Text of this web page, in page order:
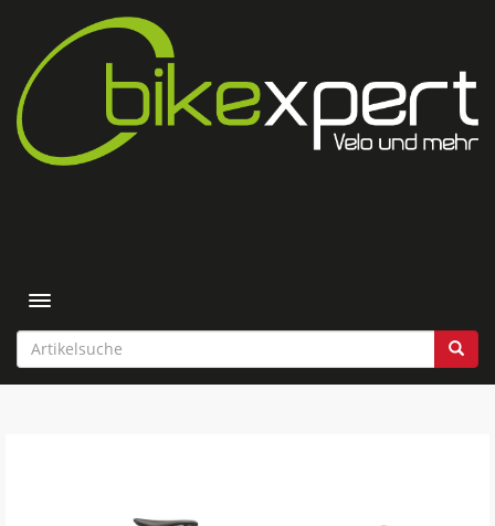
Toggle navigation